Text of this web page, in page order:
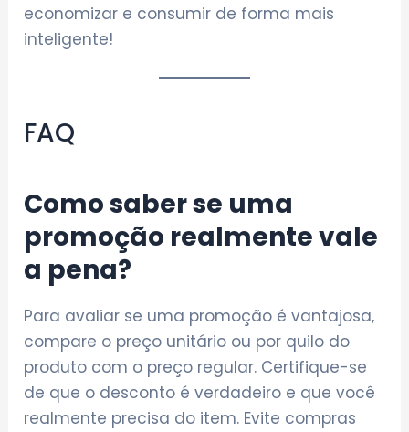
economizar e consumir de forma mais
inteligente!
FAQ
Como saber se uma
promoção realmente vale
a pena?
Para avaliar se uma promoção é vantajosa,
compare o preço unitário ou por quilo do
produto com o preço regular. Certifique-se
de que o desconto é verdadeiro e que você
realmente precisa do item. Evite compras